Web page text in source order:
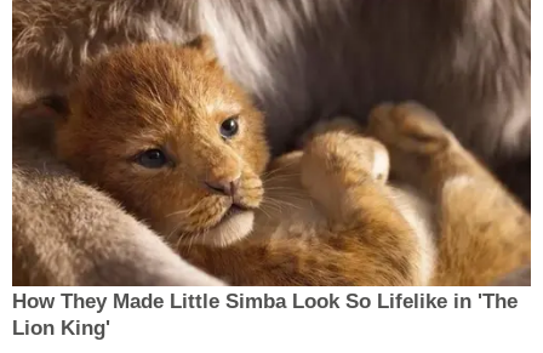
How They Made Little Simba Look So Lifelike in 'The
Lion King'